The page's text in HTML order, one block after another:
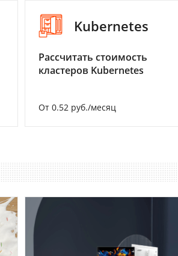
Kubernetes
Рассчитать стоимость
кластеров Kubernetes
От 0.52 руб./месяц